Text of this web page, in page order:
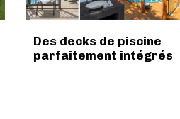
Des decks de piscine
parfaitement intégrés